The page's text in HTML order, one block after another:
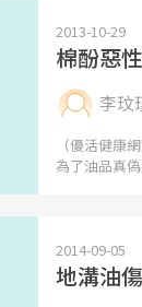
2013-10-29
棉酚惡
李玟
（優活健康
為了油品真
2014-09-05
地溝油